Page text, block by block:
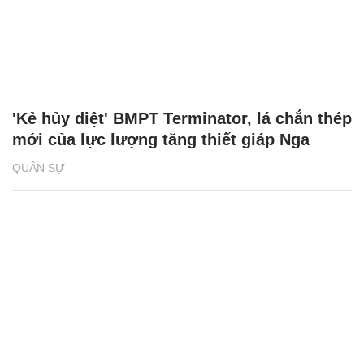
QUÂN SỰ
'Kẻ hủy diệt' BMPT Terminator, lá chắn thép
mới của lực lượng tăng thiết giáp Nga